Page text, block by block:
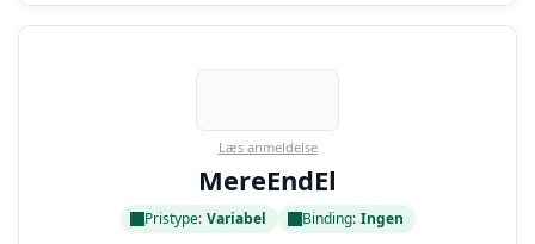
Læs anmeldelse
MereEndEl
Pristype: Variabel Binding: Ingen